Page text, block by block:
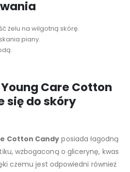
żelu na wilgotną skórę.
piany.
Care Cotton
się do skóry
Cotton Candy posiada łagodną
wzbogaconą o glicerynę, kwas
czemu jest odpowiedni również